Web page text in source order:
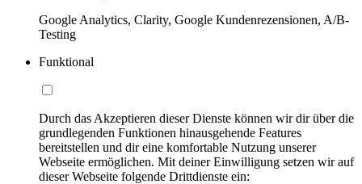
Google Analytics, Clarity, Google Kundenrezensionen, A/B-
Testing
Funktional
Durch das Akzeptieren dieser Dienste können wir dir über die
grundlegenden Funktionen hinausgehende Features
bereitstellen und dir eine komfortable Nutzung unserer
Webseite ermöglichen. Mit deiner Einwilligung setzen wir auf
dieser Webseite folgende Drittdienste ein: